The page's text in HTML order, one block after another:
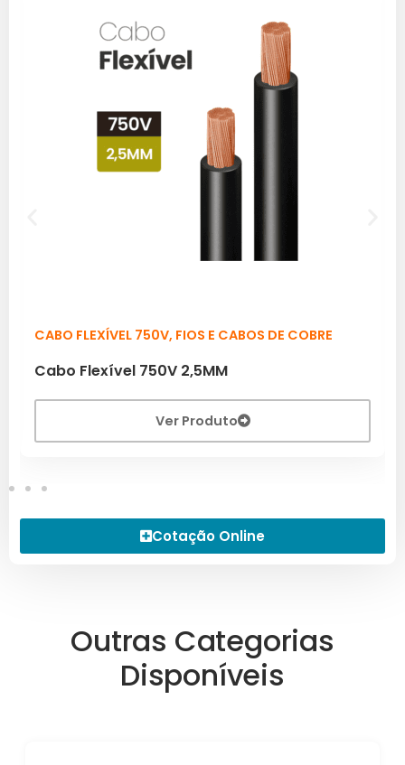
CABO FLEXÍVEL 750V, FIOS E CABOS DE COBRE
Cabo Flexível 750V 2,5MM
Ver Produto
Cotação Online
Outras Categorias
Disponíveis